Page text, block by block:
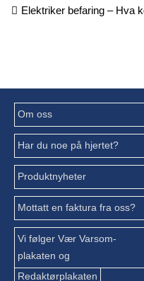
Elektriker befaring – Hva
Om oss
Har du noe på hjertet?
Produktnyheter
Mottatt en faktura fra oss?
Vi følger Vær Varsom-
plakaten og
Redaktørplakaten